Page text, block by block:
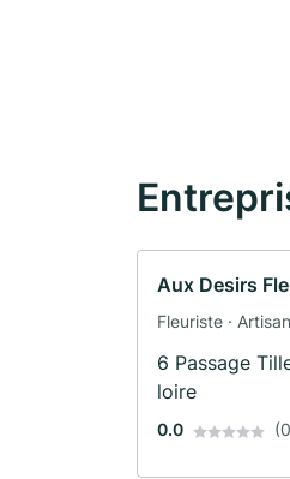
Aux Desirs
Fleuriste ·
6 Passage
loire
0.0